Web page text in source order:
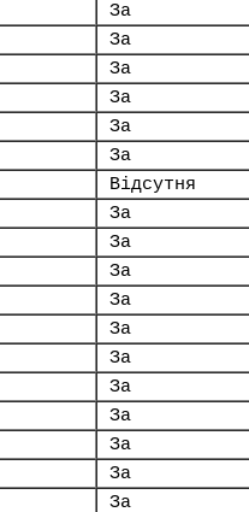
За
За
За
За
За
За
Відсутня
За
За
За
За
За
За
За
За
За
За
За